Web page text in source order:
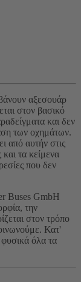
αξεσουάρ
στον βασικό
και δεν
των οχημάτων.
από αυτήν στις
τα κείμενα
που δεν
Buses GmbH
την
στον τρόπο
Κατ'
φυσικά όλα τα